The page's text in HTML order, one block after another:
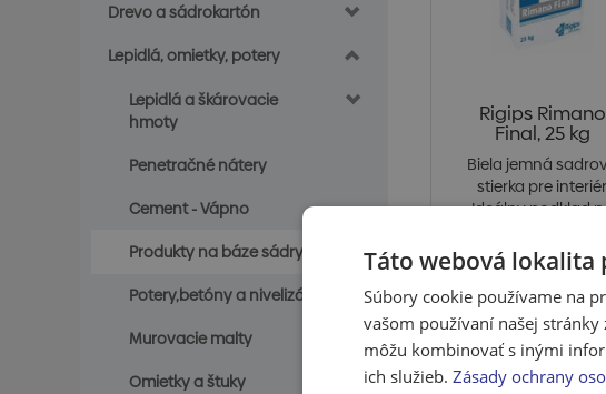
Drevo a sádrokartón
Lepidlá, omietky, potery
Lepidlá a škárovacie
hmoty
Penetračné nátery
Cement - Vápno
Produkty na báze sádry
Potery,betóny a nivelizácie
Murovacie malty
Omietky a štuky
Rigips Rimano
Final, 25 kg
Biela jemná
stierka pre
Ideálny podklad
Cena po
Skladom > 10 ks
Táto webová lokalita
Súbory cookie používame na
vašom používaní našej
môžu kombinovať s inými
ich služieb. Zásady ochrany